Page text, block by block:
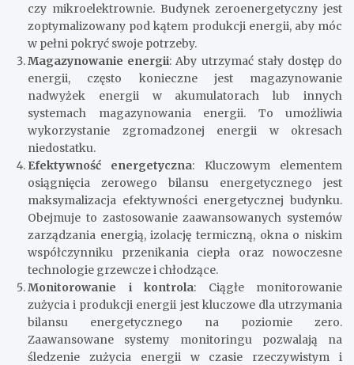
czy mikroelektrownie. Budynek zeroenergetyczny jest
zoptymalizowany pod kątem produkcji energii, aby móc
w pełni pokryć swoje potrzeby.
Magazynowanie energii: Aby utrzymać stały dostęp do
energii, często konieczne jest magazynowanie
nadwyżek energii w akumulatorach lub innych
systemach magazynowania energii. To umożliwia
wykorzystanie zgromadzonej energii w okresach
niedostatku.
Efektywność energetyczna: Kluczowym elementem
osiągnięcia zerowego bilansu energetycznego jest
maksymalizacja efektywności energetycznej budynku.
Obejmuje to zastosowanie zaawansowanych systemów
zarządzania energią, izolację termiczną, okna o niskim
współczynniku przenikania ciepła oraz nowoczesne
technologie grzewcze i chłodzące.
Monitorowanie i kontrola: Ciągłe monitorowanie
zużycia i produkcji energii jest kluczowe dla utrzymania
bilansu energetycznego na poziomie zero.
Zaawansowane systemy monitoringu pozwalają na
śledzenie zużycia energii w czasie rzeczywistym i